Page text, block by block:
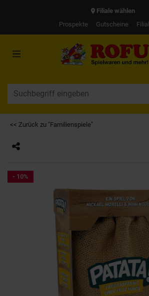
Filiale wählen
Prospekte
Gutscheine
<< Zurück zu "Familienspiele"
- 10%